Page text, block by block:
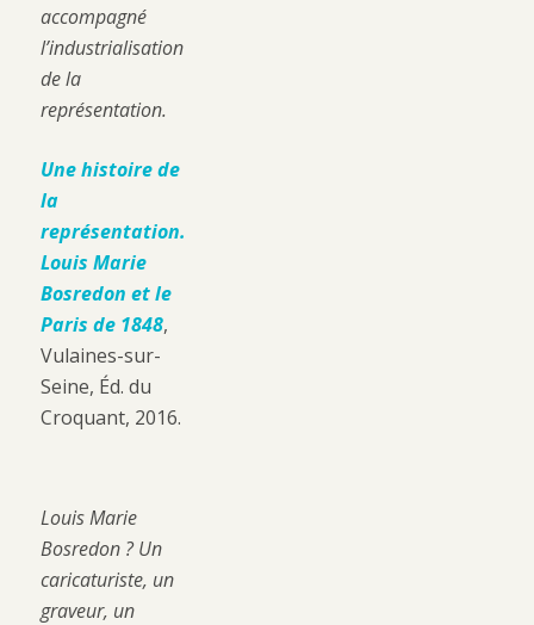
accompagné
l’industrialisation
de la
représentation.
Une histoire de
la
représentation.
Louis Marie
Bosredon et le
Paris de 1848,
Vulaines-sur-
Seine, Éd. du
Croquant, 2016.
Louis Marie
Bosredon ? Un
caricaturiste, un
graveur, un